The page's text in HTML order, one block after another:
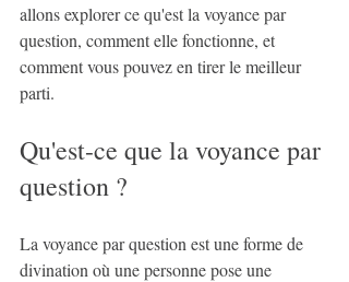
allons explorer ce qu'est la voyance par
question, comment elle fonctionne, et
comment vous pouvez en tirer le meilleur
parti.
Qu'est-ce que la voyance par
question ?
La voyance par question est une forme de
divination où une personne pose une